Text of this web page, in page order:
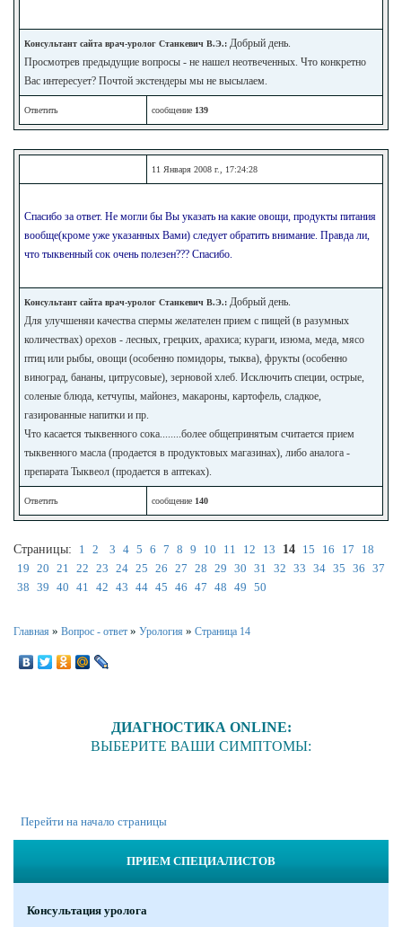
Консультант сайта врач-уролог Станкевич В.Э.: Добрый день.
Просмотрев предыдущие вопросы - не нашел неотвеченных. Что конкретно
Вас интересует? Почтой экстендеры мы не высылаем.
Ответить сообщение 139
11 Января 2008 г., 17:24:28
Спасибо за ответ. Не могли бы Вы указать на какие овощи, продукты питания
вообще(кроме уже указанных Вами) следует обратить внимание. Правда ли,
что тыквенный сок очень полезен??? Спасибо.
Консультант сайта врач-уролог Станкевич В.Э.: Добрый день.
Для улучшеняи качества спермы желателен прием с пищей (в разумных
количествах) орехов - лесных, грецких, арахиса; кураги, изюма, меда, мясо
птиц или рыбы, овощи (особенно помидоры, тыква), фрукты (особенно
виноград, бананы, цитрусовые), зерновой хлеб. Исключить специи, острые,
соленые блюда, кетчупы, майонез, макароны, картофель, сладкое,
газированные напитки и пр.
Что касается тыквенного сока........более общепринятым считается прием
тыквенного масла (продается в продуктовых магазинах), либо аналога -
препарата Тыквеол (продается в аптеках).
Ответить сообщение 140
Страницы: 1 2 3 4 5 6 7 8 9 10 11 12 13 14 15 16 17
18
19 20 21 22 23 24 25 26 27 28 29 30 31 32 33 34 35 36 37
38 39 40 41 42 43 44 45 46 47 48 49 50
Главная » Вопрос - ответ » Урология » Страница 14
ДИАГНОСТИКА ONLINE:
ВЫБЕРИТЕ ВАШИ СИМПТОМЫ:
Перейти на начало страницы
ПРИЕМ СПЕЦИАЛИСТОВ
Консультация уролога